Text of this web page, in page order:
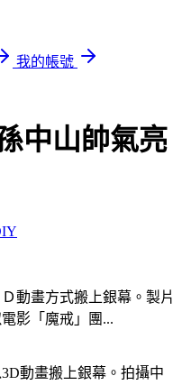
我的帳號
中山帥氣亮
動畫方式搬上銀幕。製片
影「魔戒」團...
動畫搬上銀幕。拍攝中